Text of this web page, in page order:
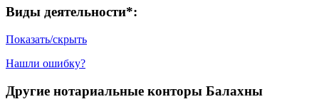
Виды деятельности*:
Показать/скрыть
Нашли ошибку?
Другие нотариальные конторы Балахны